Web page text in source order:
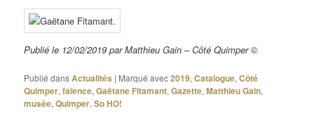
Publié le 12/02/2019 par Matthieu Gain – Côté Quimper ©
Publié dansActualités | Marqué avec2019,Catalogue,Côté
Quimper,faïence,Gaëtane Fitamant,Gazette,Matthieu Gain,
musée,Quimper,So HO!